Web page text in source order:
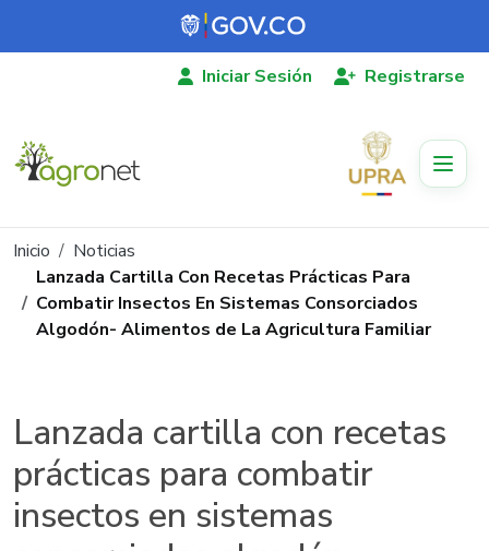
Pasar al contenido principal
Iniciar Sesión Registrarse
Ruta de navegación
Inicio
Noticias
Lanzada Cartilla Con Recetas Prácticas Para
Combatir Insectos En Sistemas Consorciados
Algodón- Alimentos de La Agricultura Familiar
Lanzada cartilla con recetas
prácticas para combatir
insectos en sistemas